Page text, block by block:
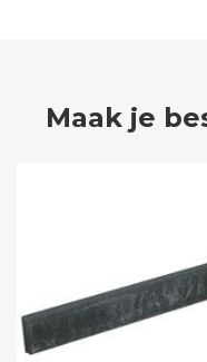
Maak je